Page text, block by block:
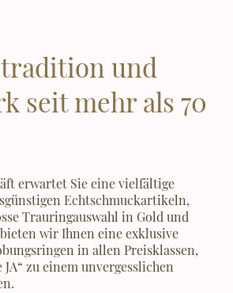
und
seit mehr als 70
erwartet Sie eine vielfältige
Echtschmuckartikeln,
Trauringauswahl in Gold und
wir Ihnen eine exklusive
in allen Preisklassen,
zu einem unvergesslichen